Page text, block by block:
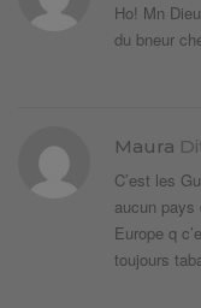
Ho! Mn
du bneur
Maura
C’est les
aucun
Europe q
toujours